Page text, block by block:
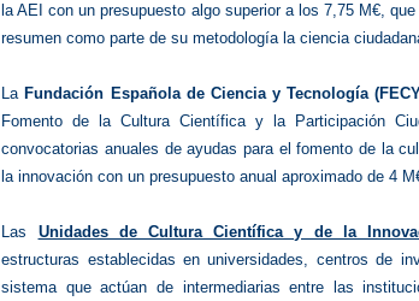
la AEI con un presupuesto algo superior a los 7,75 M€,
resumen como parte de su metodología la ciencia
La Fundación Española de Ciencia y Tecnología
Fomento de la Cultura Científica y la Participación
convocatorias anuales de ayudas para el fomento de la
la innovación con un presupuesto anual aproximado de 4
Las Unidades de Cultura Científica y de la
estructuras establecidas en universidades, centros de
sistema que actúan de intermediarias entre las